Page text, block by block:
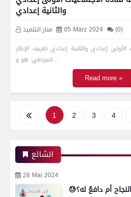
والثانية إعدادي
منار التلميذ 05 März 2024 (0)
الأولى إعدادي والثانية إعدادي تعريف الإطار
المرجعي: هو و…
Read more »
1 2 3 4
الشائع
28 Mai 2024
أم دافعٌ له؟